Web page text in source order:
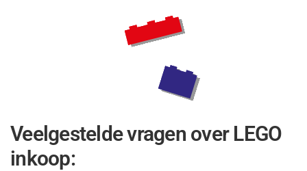
Veelgestelde vragen over LEGO
inkoop: